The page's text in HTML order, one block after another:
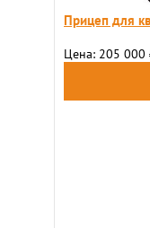
Прицеп для
Цена: 205 000